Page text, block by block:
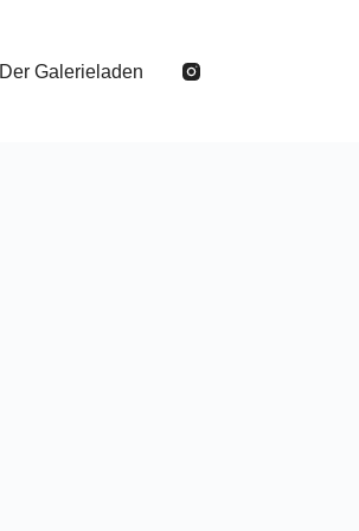
Der Galerieladen